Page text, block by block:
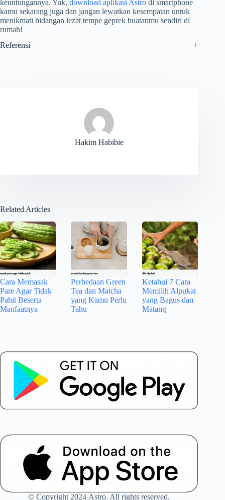
keuntungannya. Yuk, download aplikasi Astro di smartphone
kamu sekarang juga dan jangan lewatkan kesempatan untuk
menikmati hidangan lezat tempe geprek buatanmu sendiri di
rumah!
Referensi
Hakim Habibie
Related Articles
Cara Memasak
Pare Agar Tidak
Pahit Beserta
Manfaatnya
Perbedaan Green
Tea dan Matcha
yang Kamu Perlu
Tahu
Ketahui 7 Cara
Memilih Alpukat
yang Bagus dan
Matang
© Copyright 2024 Astro. All rights reserved.